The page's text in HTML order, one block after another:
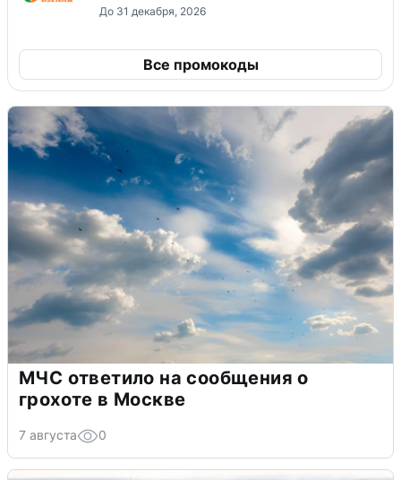
До 31 декабря, 2026
Все промокоды
МЧС ответило на сообщения о
грохоте в Москве
7 августа 0